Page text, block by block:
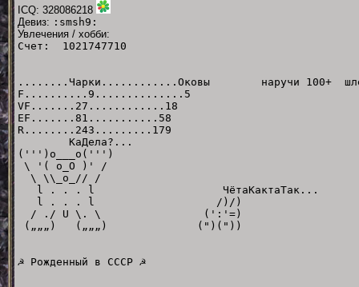
ICQ: 328086218
Девиз: :smsh9:
Увлечения / хобби:
Счет: 1021747710
........Чарки............Оковы наручи 100+ шлем
F..........9..............5
VF.......27............18
EF.......81...........58
R........243.........179
КаДела?...
(''')о___о(''')
\ '( о_О )' /
\ \\_о_// /
l . . . l ЧётаКактаТак...
l . . . l /)/)
/ ./ U \. \ (':'=)
(„„„) („„„) (")("))
☭ Рожденный в СССР ☭